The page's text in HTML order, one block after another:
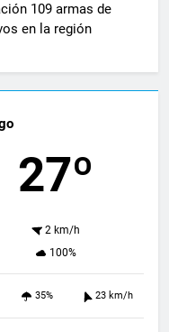
109 armas de
en la región
27º
2 km/h
100%
35% 23 km/h